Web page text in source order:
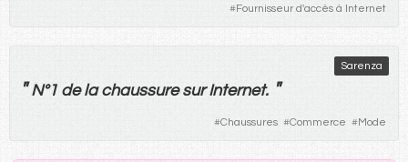
#Fournisseur d'accès à Internet
Sarenza
"N°1 de la chaussure sur Internet. "
#Chaussures #Commerce #Mode